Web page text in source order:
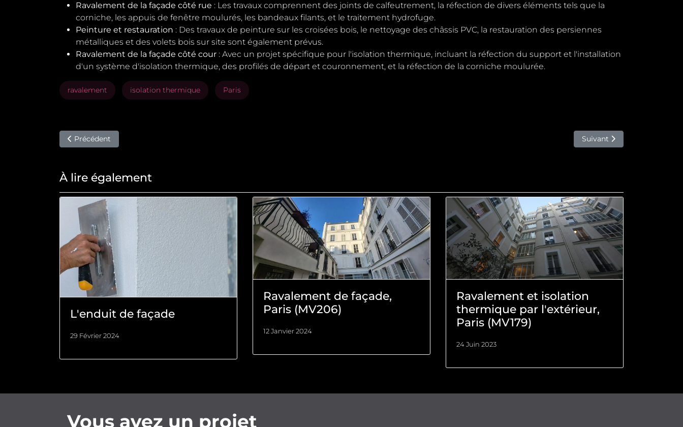
Ravalement de la façade côté rue : Les travaux comprennent des joints de calfeutrement, la réfection de divers éléments tels que la
corniche, les appuis de fenêtre moulurés, les bandeaux filants, et le traitement hydrofuge.
Peinture et restauration : Des travaux de peinture sur les croisées bois, le nettoyage des châssis PVC, la restauration des persiennes
métalliques et des volets bois sur site sont également prévus.
Ravalement de la façade côté cour : Avec un projet spécifique pour l'isolation thermique, incluant la réfection du support et l'installation
d'un système d'isolation thermique, des profilés de départ et couronnement, et la réfection de la corniche moulurée.
ravalement isolation thermique Paris
Article précédent : Ravalement de pierre de taille, Paris (MV256)
Précédent Article suivant :
Suivant
À lire également
L'enduit de façade
29 Février 2024
Ravalement de façade,
Paris (MV206)
12 Janvier 2024
Ravalement et isolation
thermique par l'extérieur,
Paris (MV179)
24 Juin 2023
Vous avez un projet